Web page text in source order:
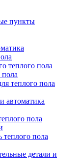
пункты
теплого пола
теплого пола
автоматика
пола
теплого пола
детали и